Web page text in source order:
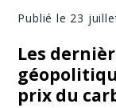
Publié le 23
Les
prix du